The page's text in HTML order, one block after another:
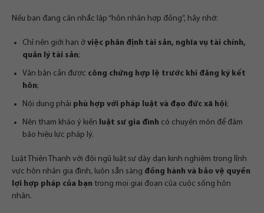
Nếu bạn đang cân nhắc lập “hôn nhân hợp đồng”, hãy nhớ:
Chỉ nên giới hạn ở việc phân định tài sản, nghĩa vụ tài chính,
quản lý tài sản;
Văn bản cần được công chứng hợp lệ trước khi đăng ký kết
hôn;
Nội dung phải phù hợp với pháp luật và đạo đức xã hội;
Nên tham khảo ý kiến luật sư gia đình có chuyên môn để đảm
bảo hiệu lực pháp lý.
Luật Thiên Thanh với đội ngũ luật sư dày dạn kinh nghiệm trong lĩnh
vực hôn nhân gia đình, luôn sẵn sàng đồng hành và bảo vệ quyền
lợi hợp pháp của bạn trong mọi giai đoạn của cuộc sống hôn
nhân.